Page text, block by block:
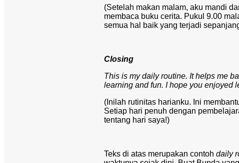
(Setelah makan malam, aku mandi
membaca buku cerita. Pukul 9.00
semua hal baik yang terjadi
Closing
This is my daily routine. It helps me
learning and fun. I hope you enjoyed
(Inilah rutinitas harianku. Ini
Setiap hari penuh dengan
tentang hari saya!)
Teks di atas merupakan contoh daily